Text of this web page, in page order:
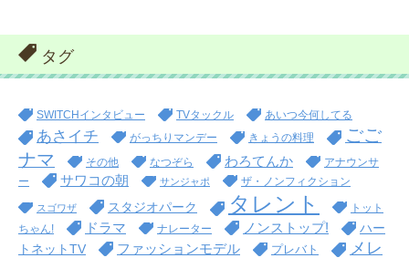
タグ
SWITCHインタビュー TVタックル あいつ今何してる
あさイチ がっちりマンデー きょうの料理
ごご
ナマ
その他 なつぞら わろてんか
アナウンサ
ー
サワコの朝 サンジャポ ザ・ノンフィクション
スゴワザ スタジオパーク タレント
トット
ちゃん!
ドラマ ナレーター ノンストップ!
ハー
トネットTV
ファッションモデル プレバト
メレ